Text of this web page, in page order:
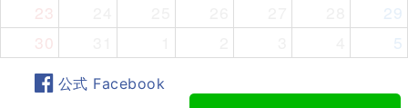
23
29
30
5
公式 Facebook